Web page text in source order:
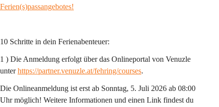
Ferien(s)passangebotes!
10 Schritte in dein Ferienabenteuer:
1 ) Die Anmeldung erfolgt über das Onlineportal von Venuzle
unter https://partner.venuzle.at/fehring/courses.
Die Onlineanmeldung ist erst ab Sonntag, 5. Juli 2026 ab 08:00
Uhr möglich! Weitere Informationen und einen Link findest du